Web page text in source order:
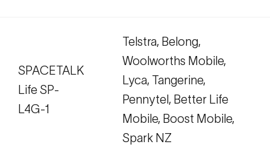
SPACETALK
Life SP-
L4G-1
Telstra, Belong,
Woolworths Mobile,
Lyca, Tangerine,
Pennytel, Better Life
Mobile, Boost Mobile,
Spark NZ